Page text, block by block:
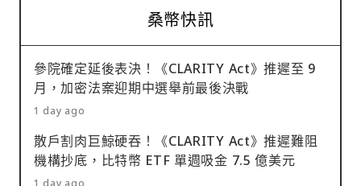
桑幣快訊
參院確定延後表決！《CLARITY Act》推遲至 9
月，加密法案迎期中選舉前最後決戰
1 day ago
散戶割肉巨鯨硬吞！《CLARITY Act》推遲難阻
機構抄底，比特幣 ETF 單週吸金 7.5 億美元
1 day ago